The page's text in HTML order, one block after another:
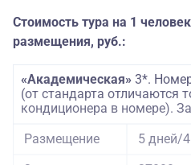
Стоимость тура на 1
размещения, руб.:
«Академическая» 3*.
(от стандарта отличаются
кондиционера в номере).
Размещение
5 дней/